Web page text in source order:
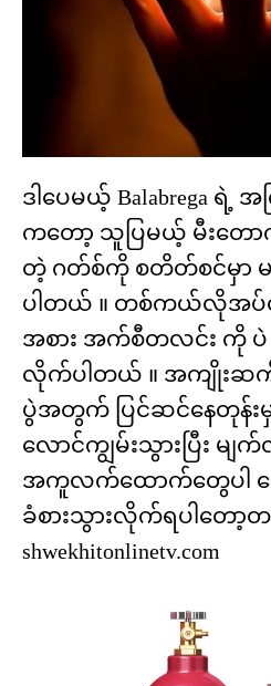
ဒါပေမယ့် Balabrega ရဲ့ အ
ကတော့ သူပြမယ့် မီးတ
တဲ့ ဂတ်စ်ကို စတိတ်စင်မှာ
ပါတယ် ။ တစ်ကယ်လိုအ
အစား အက်စီတလင်း ကို ပဲ
လိုက်ပါတယ် ။ အကျိုးဆ
ပွဲအတွက် ပြင်ဆင်နေတုန်
လောင်ကျွမ်းသွားပြီး မ
အကူလက်ထောက်တွေပါ
ခံစားသွားလိုက်ရပါတော့
shwekhitonlinetv.com